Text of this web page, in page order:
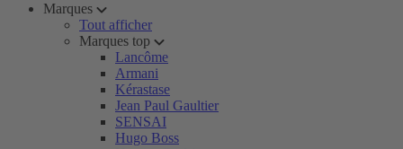
Marques
Tout afficher
Marques top
Lancôme
Armani
Kérastase
Jean Paul Gaultier
SENSAI
Hugo Boss